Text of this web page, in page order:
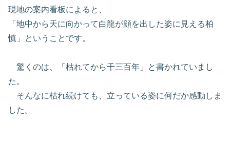
現地の案内看板によると、
「地中から天に向かって白龍が顔を出した姿に見える柏
慎」ということです。
驚くのは、「枯れてから千三百年」と書かれていまし
た。
そんなに枯れ続けても、立っている姿に何だか感動しま
した。